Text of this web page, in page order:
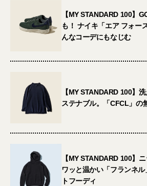
【MY STANDARD 100】
も！ ナイキ「エア フォー
んなコーデにもなじむ
【MY STANDARD 100】
ステナブル。「CFCL」の
【MY STANDARD 100】
ワッと温かい「フランネ
トフーディ